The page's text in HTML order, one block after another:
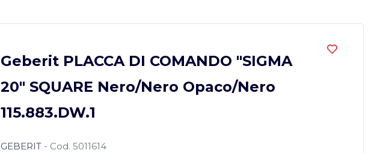
Geberit PLACCA DI COMANDO "SIGMA
20" SQUARE Nero/Nero Opaco/Nero
115.883.DW.1
GEBERIT - Cod. 5011614